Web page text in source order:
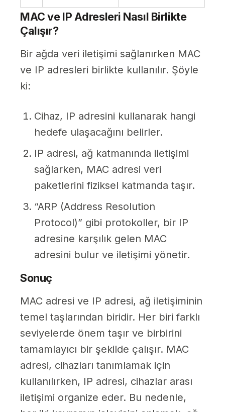
MAC ve IP Adresleri Nasıl Birlikte
Çalışır?
Bir ağda veri iletişimi sağlanırken MAC
ve IP adresleri birlikte kullanılır. Şöyle
ki:
Cihaz, IP adresini kullanarak hangi
hedefe ulaşacağını belirler.
IP adresi, ağ katmanında iletişimi
sağlarken, MAC adresi veri
paketlerini fiziksel katmanda taşır.
“ARP (Address Resolution
Protocol)” gibi protokoller, bir IP
adresine karşılık gelen MAC
adresini bulur ve iletişimi yönetir.
Sonuç
MAC adresi ve IP adresi, ağ iletişiminin
temel taşlarından biridir. Her biri farklı
seviyelerde önem taşır ve birbirini
tamamlayıcı bir şekilde çalışır. MAC
adresi, cihazları tanımlamak için
kullanılırken, IP adresi, cihazlar arası
iletişimi organize eder. Bu nedenle,